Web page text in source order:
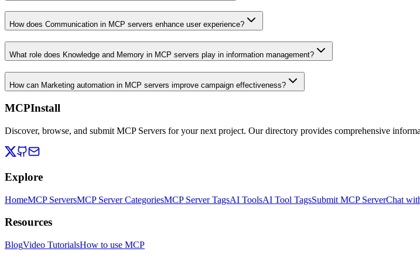
How does Communication in MCP servers enhance user experience?
What role does Knowledge and Memory in MCP servers play in information management?
How can Marketing automation in MCP servers improve campaign effectiveness?
MCPInstall
Discover, browse, and submit MCP Servers for your next project. Our directory provides comprehensive
Explore
HomeMCP ServersMCP Server CategoriesMCP Server TagsAI ToolsAI Tool TagsSubmit MCP ServerChat
Resources
BlogVideo TutorialsHow to use MCP